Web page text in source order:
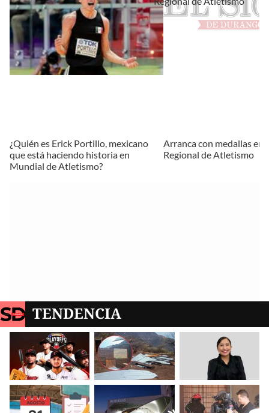
¿Quién es Erick Portillo, mexicano
que está haciendo historia en
Mundial de Atletismo?
Arranca con medallas en
Regional de Atletismo
TENDENCIA